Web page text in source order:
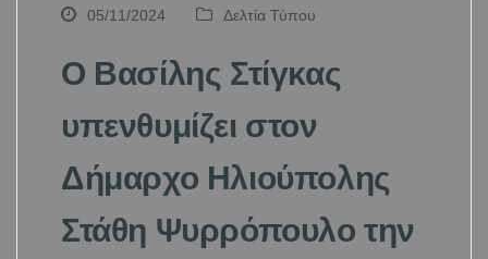
05/11/2024 Δελτία Τύπου
Ο Βασίλης Στίγκας
υπενθυμίζει στον
Δήμαρχο Ηλιούπολης
Στάθη Ψυρρόπουλο την